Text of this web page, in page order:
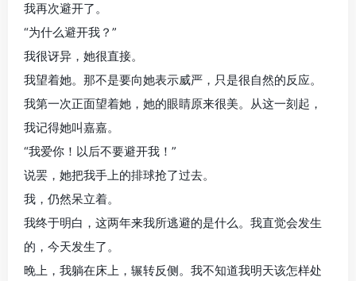
我再次避开了。
“为什么避开我？”
我很讶异，她很直接。
我望着她。那不是要向她表示威严，只是很自然的反应。
我第一次正面望着她，她的眼睛原来很美。从这一刻起，
我记得她叫嘉嘉。
“我爱你！以后不要避开我！”
说罢，她把我手上的排球抢了过去。
我，仍然呆立着。
我终于明白，这两年来我所逃避的是什么。我直觉会发生
的，今天发生了。
晚上，我躺在床上，辗转反侧。我不知道我明天该怎样处